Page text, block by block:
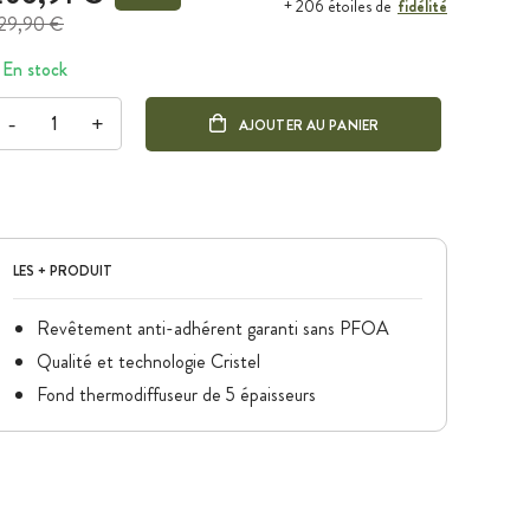
€
+ 206 étoiles de fidélité
En stock
- + AJOUTER AU PANIER
LES + PRODUIT
Revêtement anti-adhérent garanti sans PFOA
Qualité et technologie Cristel
Fond thermodiffuseur de 5 épaisseurs